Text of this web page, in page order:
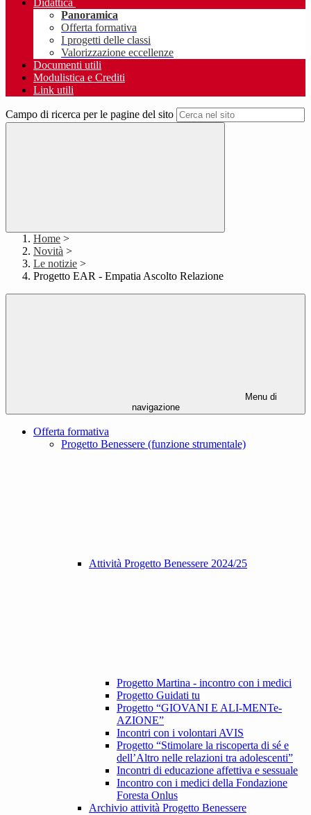
Didattica
Panoramica
Offerta formativa
I progetti delle classi
Valorizzazione eccellenze
Documenti utili
Modulistica e Crediti
Link utili
Campo di ricerca per le pagine del sito
Home >
Novità >
Le notizie >
Progetto EAR - Empatia Ascolto Relazione
Menu di
navigazione
Offerta formativa
Progetto Benessere (funzione strumentale)
Attività Progetto Benessere 2024/25
Progetto Martina - incontro con i medici
Progetto Guidati tu
Progetto “GIOVANI E ALI-MENTe-
AZIONE”
Incontri con i volontari AVIS
Progetto “Stimolare la riscoperta di sé e
dell’Altro nelle relazioni tra adolescenti”
Incontri di educazione affettiva e sessuale
Incontro con i medici della Fondazione
Foresta Onlus
Archivio attività Progetto Benessere